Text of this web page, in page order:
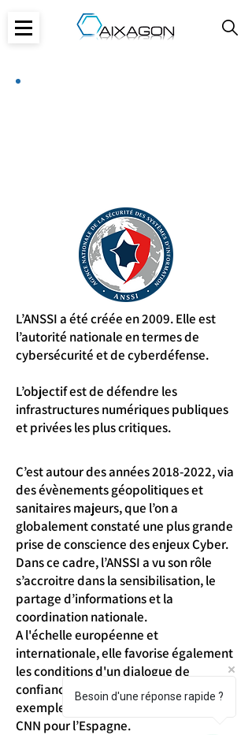
L’ANSSI a été créée en 2009. Elle est
l’autorité nationale en termes de
cybersécurité et de cyberdéfense.
L’objectif est de défendre les
infrastructures numériques publiques
et privées les plus critiques.
C’est autour des années2018-2022, via
des évènements géopolitiques et
sanitaires majeurs, que l’on a
globalement constaté une plus grande
prise de conscience des enjeux Cyber.
Dans ce cadre, l’ANSSI a vu son rôle
s’accroitre dans la sensibilisation, le
partage d’informations et la
coordination nationale.
A l'échelle européenne et
internationale, elle favorise également
les conditions d'un dialogue de
confiance avec ses homologues. Par
exemple, le BSI pour l’Allemagne ou le
CNN pour l’Espagne.
Besoin d'une réponse rapide ?